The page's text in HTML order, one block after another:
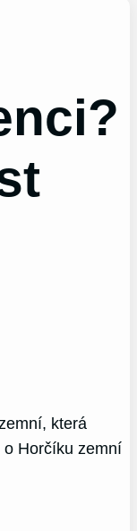
která
o Horčíku zemní